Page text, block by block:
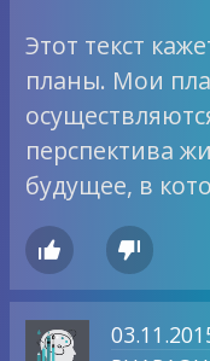
Этот текст
планы. Мои
перспектива
будущее, в
 